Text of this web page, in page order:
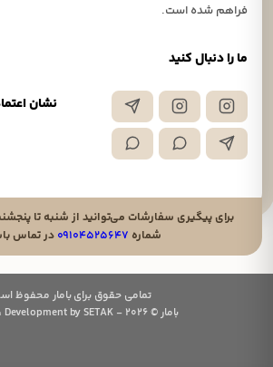
ما را دنبال کنید
نشان
فراهم شده است.
شماره ۰۹۱۰۴۵۲۵۶۴۷در تماس
تمامی حقوق برای بامار محفوظ
بامار © 2026 - Design & Development by SETAK